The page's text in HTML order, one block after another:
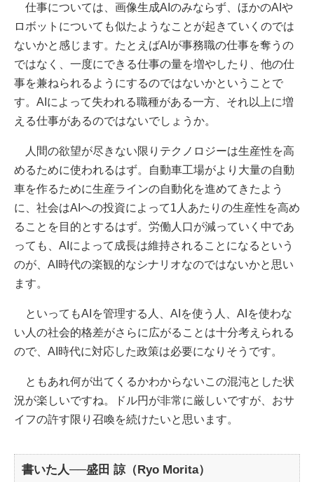
仕事については、画像生成AIのみならず、ほかのAIや
ロボットについても似たようなことが起きていくのでは
ないかと感じます。たとえばAIが事務職の仕事を奪うの
ではなく、一度にできる仕事の量を増やしたり、他の仕
事を兼ねられるようにするのではないかということで
す。AIによって失われる職種がある一方、それ以上に増
える仕事があるのではないでしょうか。
人間の欲望が尽きない限りテクノロジーは生産性を高
めるために使われるはず。自動車工場がより大量の自動
車を作るために生産ラインの自動化を進めてきたよう
に、社会はAIへの投資によって1人あたりの生産性を高め
ることを目的とするはず。労働人口が減っていく中であ
っても、AIによって成長は維持されることになるという
のが、AI時代の楽観的なシナリオなのではないかと思い
ます。
といってもAIを管理する人、AIを使う人、AIを使わな
い人の社会的格差がさらに広がることは十分考えられる
ので、AI時代に対応した政策は必要になりそうです。
ともあれ何が出てくるかわからないこの混沌とした状
況が楽しいですね。ドル円が非常に厳しいですが、おサ
イフの許す限り召喚を続けたいと思います。
書いた人──盛田 諒（Ryo Morita）